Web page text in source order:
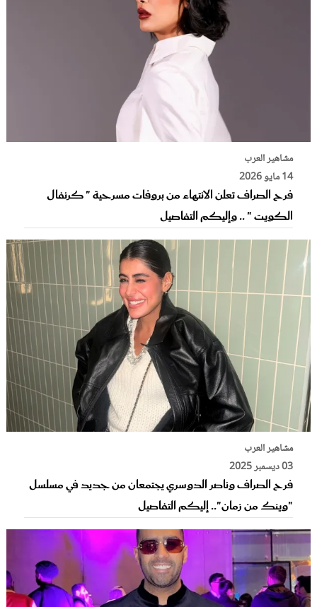
مشاهير العرب
14 مايو 2026
فرح الصراف تعلن الانتهاء من بروفات مسرحية " كرنفال
الكويت " .. وإليكم التفاصيل
مشاهير العرب
03 ديسمبر 2025
فرح الصراف وناصر الدوسري يجتمعان من جديد في مسلسل
"وينك من زمان".. إليكم التفاصيل